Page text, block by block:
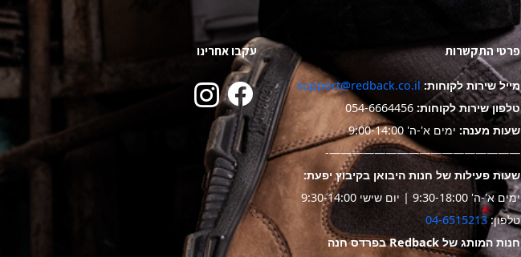
פרטי התקשרות
מייל שירות לקוחות: support@redback.co.il
טלפון שירות לקוחות:054-6664456
שעות מענה: ימים א'-ה' 9:00-14:00
—————————————————-
שעות פעילות של חנות היבואן בקיבוץ יפעת:
ימים א'-ה' 9:30-18:00 | יום שישי 9:30-14:00
טלפון: 04-6515213
חנות המותג של Redback בפרדס חנה
עקבו אחרינו